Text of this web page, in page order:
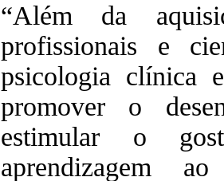
“Além da
profissionais e
psicologia clínica
promover o
estimular o
aprendizagem